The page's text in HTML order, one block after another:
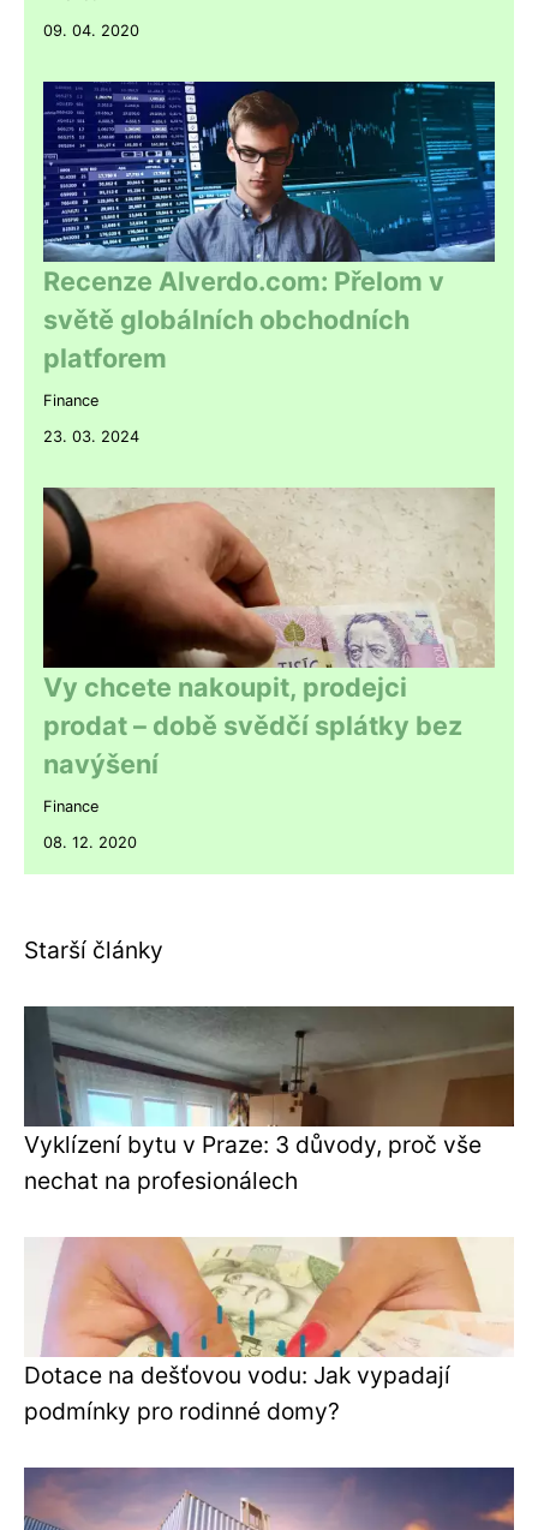
09. 04. 2020
Recenze Alverdo.com: Přelom v
světě globálních obchodních
platforem
Finance
23. 03. 2024
Vy chcete nakoupit, prodejci
prodat – době svědčí splátky bez
navýšení
Finance
08. 12. 2020
Starší články
Vyklízení bytu v Praze: 3 důvody, proč vše
nechat na profesionálech
Dotace na dešťovou vodu: Jak vypadají
podmínky pro rodinné domy?